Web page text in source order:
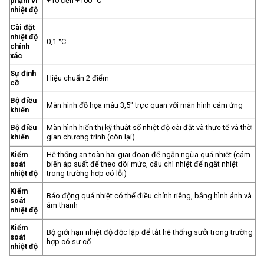
nhiệt độ
Cài đặt
nhiệt độ
chính
xác
0,1 °C
Sự định
cỡ
Hiệu chuẩn 2 điểm
Bộ điều
khiển
Màn hình đồ họa màu 3,5″ trực quan với màn hình cảm ứng
Bộ điều
khiển
Màn hình hiển thị kỹ thuật số nhiệt độ cài đặt và thực tế và thời
gian chương trình (còn lại)
Kiểm
soát
nhiệt độ
Hệ thống an toàn hai giai đoạn để ngăn ngừa quá nhiệt (cảm
biến áp suất để theo dõi mức, cầu chì nhiệt để ngắt nhiệt
trong trường hợp có lỗi)
Kiểm
soát
nhiệt độ
Báo động quá nhiệt có thể điều chỉnh riêng, bằng hình ảnh và
âm thanh
Kiểm
soát
nhiệt độ
Bộ giới hạn nhiệt độ độc lập để tắt hệ thống sưởi trong trường
hợp có sự cố